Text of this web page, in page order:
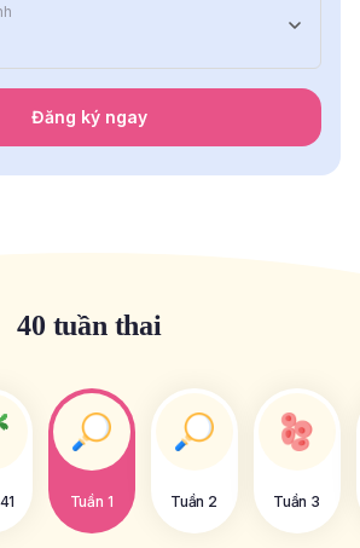
Đăng ký ngay
40 tuần thai
Tuần 1 Tuần 2 Tuần 3